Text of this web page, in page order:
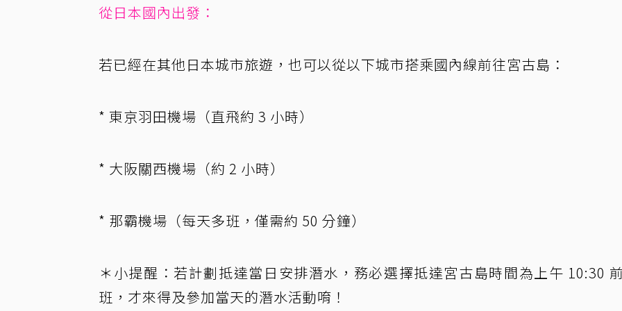
從日本國內出發：
若已經在其他日本城市旅遊，也可以從以下城市搭乘國內線前往宮古島：
* 東京羽田機場（直飛約 3 小時）
* 大阪關西機場（約 2 小時）
* 那霸機場（每天多班，僅需約 50 分鐘）
＊小提醒：若計劃抵達當日安排潛水，務必選擇抵達宮古島時間為上午 10:30
班，才來得及參加當天的潛水活動唷！